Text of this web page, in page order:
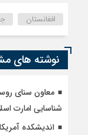
افغانستان
نوشته های
معاون سنای
شناسایی امارت
اندیشکده